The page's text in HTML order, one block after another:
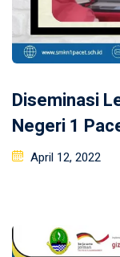
Diseminasi
Negeri 1
Posted
April 12, 2022